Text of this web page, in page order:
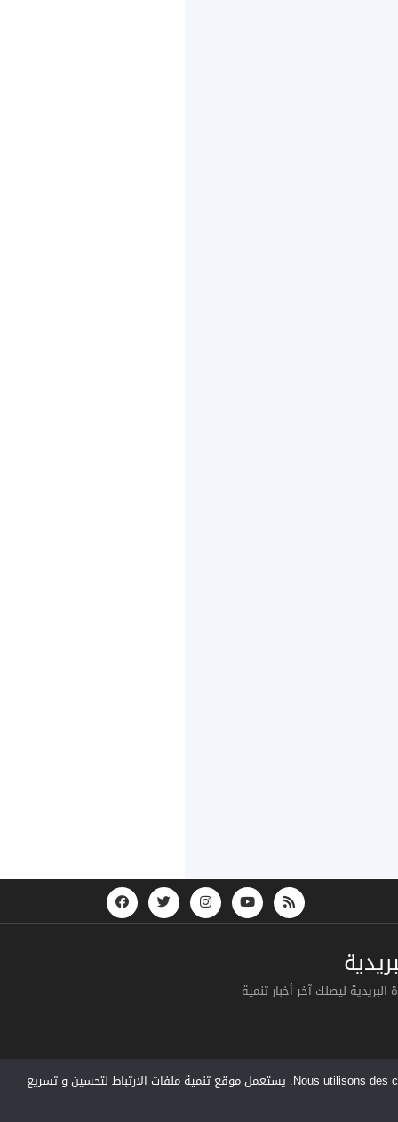
ليصلك آخر أخبار تنمية
Nous utilisons des cookies pour vous garantir la meilleure expérience sur notre site web. Si vous continuez à utiliser ce site, nous supposerons que vous en êtes satisfait. يستعمل موقع تنمية ملفات الارتباط لتحسين و تسريع